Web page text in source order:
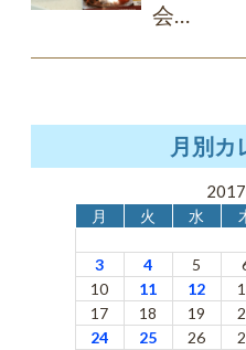
会…
月別カ
月 火 水
3
4 5
10
11 12
17
18 19
24
25 26